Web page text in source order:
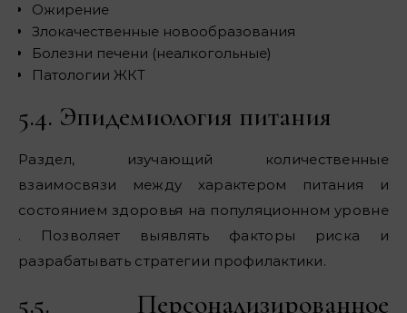
Ожирение
Злокачественные новообразования
Болезни печени (неалкогольные)
Патологии ЖКТ
5.4. Эпидемиология питания
Раздел, изучающий количественные
взаимосвязи между характером питания и
состоянием здоровья на популяционном уровне
. Позволяет выявлять факторы риска и
разрабатывать стратегии профилактики.
5.5. Персонализированное